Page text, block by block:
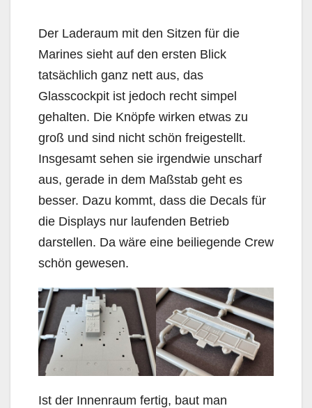
Der Laderaum mit den Sitzen für die
Marines sieht auf den ersten Blick
tatsächlich ganz nett aus, das
Glasscockpit ist jedoch recht simpel
gehalten. Die Knöpfe wirken etwas zu
groß und sind nicht schön freigestellt.
Insgesamt sehen sie irgendwie unscharf
aus, gerade in dem Maßstab geht es
besser. Dazu kommt, dass die Decals für
die Displays nur laufenden Betrieb
darstellen. Da wäre eine beiliegende Crew
schön gewesen.
Ist der Innenraum fertig, baut man